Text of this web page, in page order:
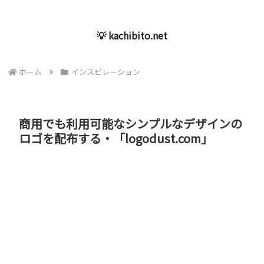
💡 kachibito.net
ホーム インスピレーション
商用でも利用可能なシンプルなデザインの
ロゴを配布する・「logodust.com」